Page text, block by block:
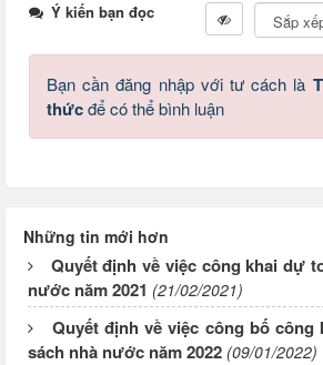
Ý kiến bạn đọc
Bạn cần đăng nhập với tư cách là
thứcđể có thể bình luận
Những tin mới hơn
Quyết định về việc công khai dự
nước năm 2021 (21/02/2021)
Quyết định về việc công bố
sách nhà nước năm 2022 (09/01/2022)